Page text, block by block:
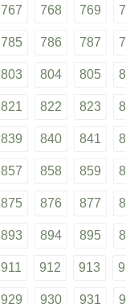
767 768 769
785 786 787
803 804 805
821 822 823
839 840 841
857 858 859
875 876 877
893 894 895
911 912 913
929 930 931